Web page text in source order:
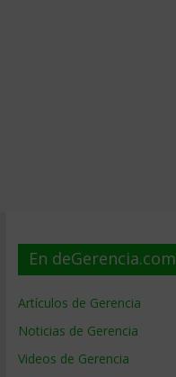
En deGerencia.com
Artículos de Gerencia
Noticias de Gerencia
Videos de Gerencia